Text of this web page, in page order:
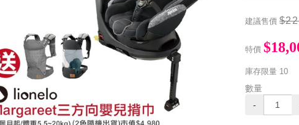
建議售價
特價
庫存限量 10
數量
-